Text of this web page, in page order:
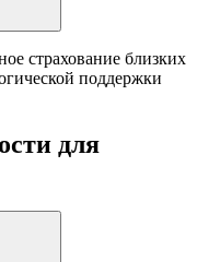
страхование близких
поддержки
для